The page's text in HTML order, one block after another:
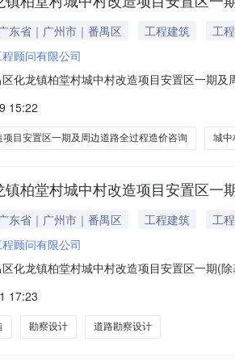
广东省｜广州市｜番禺区 工程建筑
工程
顾问有限公司
区化龙镇柏堂村城中村改造项目安置区一期
二、项目类别服务三、采购控制价总价包
工作。五、服务方广州高新工程顾
15:22
项目安置区一期及周边道路全过程造价咨询 城中
镇柏堂村城中村改造项目安置区
广东省｜广州市｜番禺区 工程建筑
工程
顾问有限公司
区化龙镇柏堂村城中村改造项目安置区一期(
支护及土方开挖)及周边道路勘察设计招标代
安置区一期(除基坑支护及
17:23
勘察设计 道路勘察设计